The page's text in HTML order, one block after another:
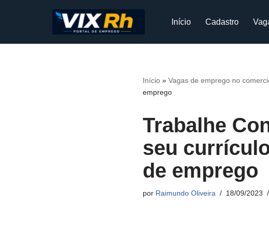
para
Início Cadastro
Início» Vagas de emprego no
emprego
Trabalhe
seu
de emprego
por Raimundo Oliveira 18/09/2023